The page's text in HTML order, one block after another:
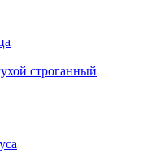
строганный